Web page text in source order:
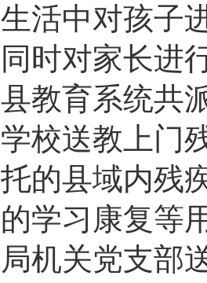
生活中对孩子
同时对家长进
县教育系统共
学校送教上门
托的县域内残
的学习康复等
局机关党支部